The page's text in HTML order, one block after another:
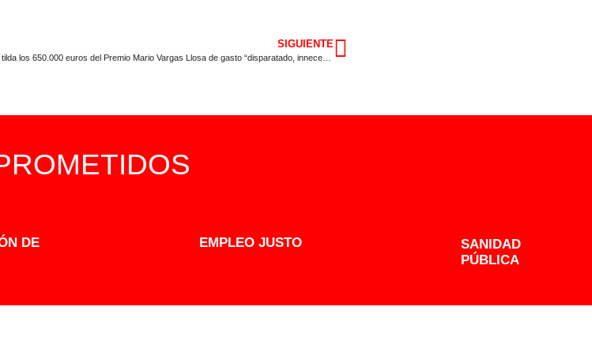
SIGUIENTE
DE
EMPLEO JUSTO
SANIDAD
PÚBLICA